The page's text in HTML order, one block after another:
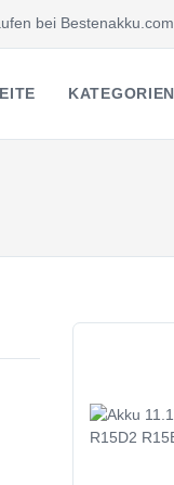
bei
KATEGORIEN